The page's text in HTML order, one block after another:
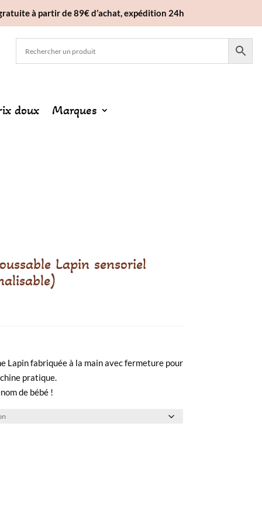
à partir de 89€ d’achat, expédition 24h
doux Marques
Lapin sensoriel
Lapin fabriquée à la main avec fermeture pour
pratique.
de bébé !